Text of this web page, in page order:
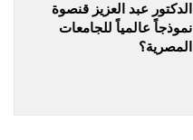
الدكتور عبد العزيز قنصوة
نموذجاً عالمياً للجامعات
المصرية؟